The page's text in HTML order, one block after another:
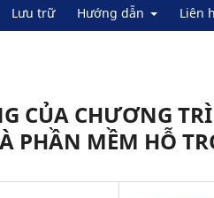
Lưu trữ Hướng dẫn Liên
CỦA CHƯƠNG
PHẦN MỀM HỖ